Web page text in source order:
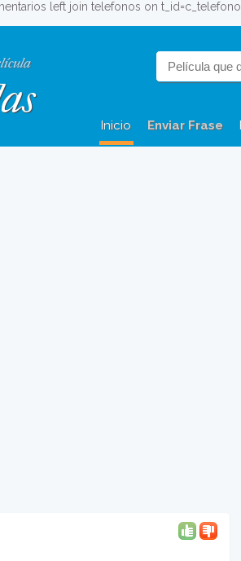
left join telefonos on
Inicio Enviar Frase